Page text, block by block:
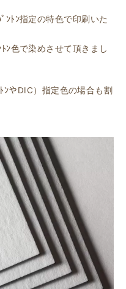
ﾝﾄﾝ指定の特色で印刷いた
ﾝ色で染めさせて頂きまし
やDIC）指定色の場合も割